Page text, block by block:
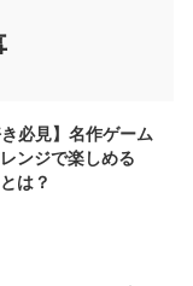
き必見】名作ゲーム
ンジで楽しめる
は？